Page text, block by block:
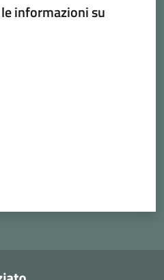
informazioni su